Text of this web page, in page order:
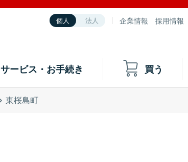
個人 法人 企業情報 採用情報
サービス・お手続き 買う
東桜島町